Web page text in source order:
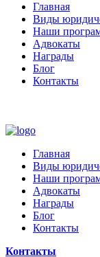
Главная
Виды
Наши
Адвокаты
Награды
Блог
Контакты
Главная
Виды
Наши
Адвокаты
Награды
Блог
Контакты
Контакты